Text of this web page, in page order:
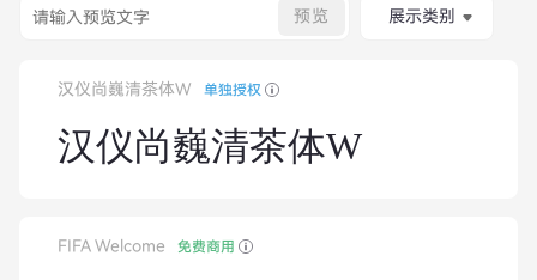
预览 展示类别
汉仪尚巍清茶体W 单独授权
汉仪尚巍清茶体W
FIFA Welcome 免费商用